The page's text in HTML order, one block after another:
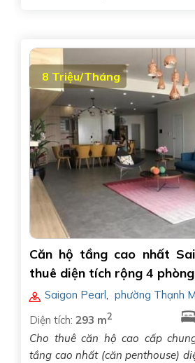
8 Triệu/Tháng
Căn hộ tầng cao nhất
thuê diện tích rộng 4
Saigon Pearl, phường Thạnh
Diện tích: 293 m2
Cho thuê căn hộ cao cấp
tầng cao nhất (căn penthouse)